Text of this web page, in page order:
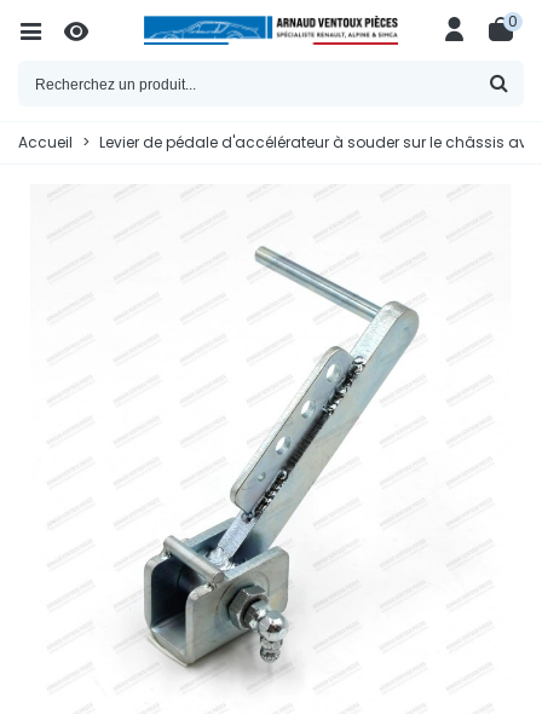
0
Accueil > Levier de pédale d'accélérateur à souder sur le châssis